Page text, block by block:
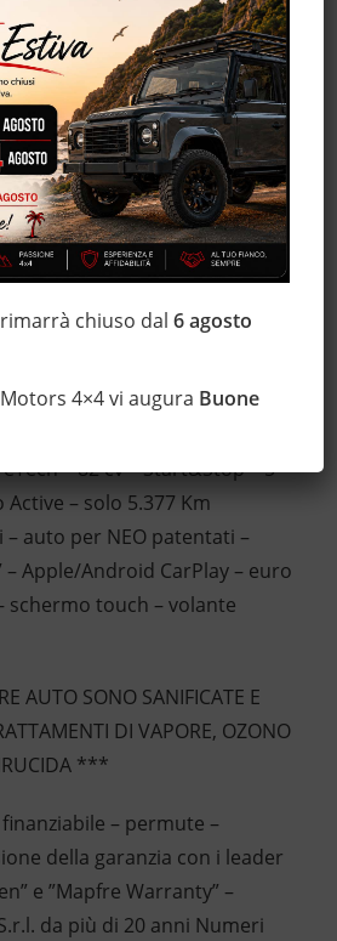
elettrici
– 82 cv – Start&Stop – 5
– solo 5.377 Km
auto per NEO patentati –
– Apple/Android CarPlay – euro
schermo touch – volante
AUTO SONO SANIFICATE E
DI VAPORE, OZONO
***
– permute –
della garanzia con i leader
e ”Mapfre Warranty” –
da più di 20 anni Numeri
chiuso dal6 agosto
4×4 vi augura Buone